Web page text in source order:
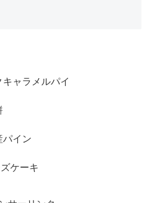
ャラメルパイ
パイン
ケーキ